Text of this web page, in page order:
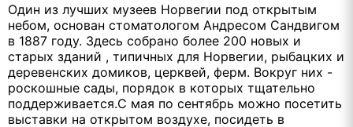
Один из лучших музеев Норвегии под открытым
небом, основан стоматологом Андресом Сандвигом
в 1887 году. Здесь собрано более 200 новых и
старых зданий , типичных для Норвегии, рыбацких и
деревенских домиков, церквей, ферм. Вокруг них -
роскошные сады, порядок в которых тщательно
поддерживается.С мая по сентябрь можно посетить
выставки на открытом воздухе, посидеть в